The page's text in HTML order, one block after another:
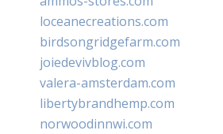
loceanecreations.com
birdsongridgefarm.com
joiedevivblog.com
valera-amsterdam.com
libertybrandhemp.com
norwoodinnwi.com